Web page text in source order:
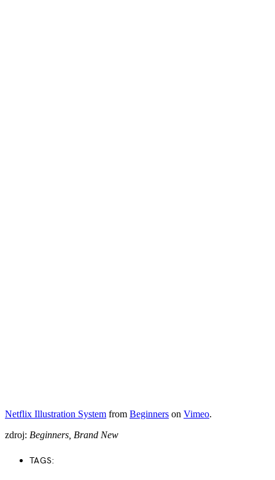
Netflix Illustration System from Beginners on Vimeo.
zdroj: Beginners, Brand New
TAGS: